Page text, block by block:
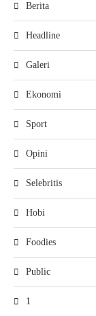
Berita
Headline
Galeri
Ekonomi
Sport
Opini
Selebritis
Hobi
Foodies
Public
1